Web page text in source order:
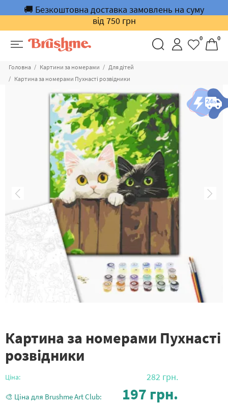
🚚 Безкоштовна доставка замовлень на суму
від 750 грн
0 0
Головна Картини за номерами
Для дітей
Картина за номерами Пухнасті розвідники
Картина за номерами Пухнасті
розвідники
Ціна: 282 грн.
🎨 Ціна для Brushme Art Club: 197 грн.